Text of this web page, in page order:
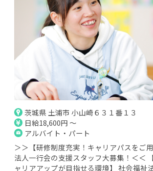
茨城県 土浦市 小山崎６３１番１３
日給18,600円 ～
アルバイト・パート
＞＞【研修制度充実！キャリアパスをご
法人一行会の支援スタッフ大募集！＜＜
ャリアアップが目指せる環境】 社会福祉